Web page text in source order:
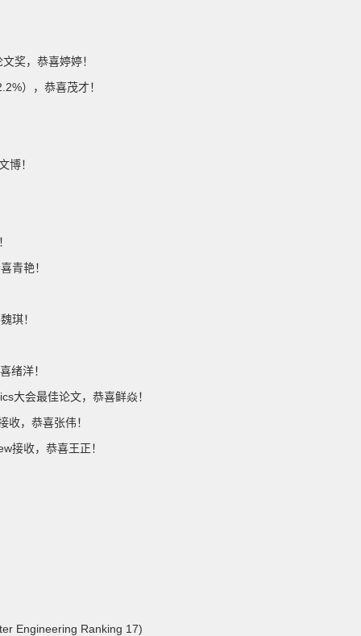
奖，恭喜婷婷！
），恭喜茂才！
博！
青艳！
琪！
绪洋！
大会最佳论文，恭喜鲜焱！
，恭喜张伟！
接收，恭喜王正！
Engineering Ranking 17)